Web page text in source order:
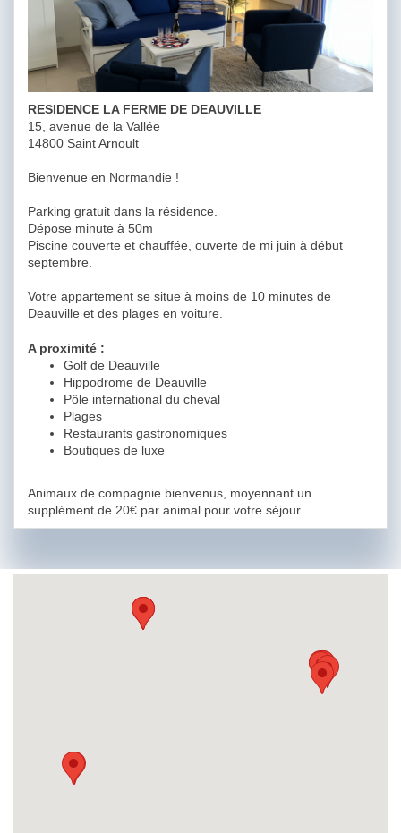
RESIDENCE LA FERME DE DEAUVILLE
15, avenue de la Vallée
14800 Saint Arnoult
Bienvenue en Normandie !
Parking gratuit dans la résidence.
Dépose minute à 50m
Piscine couverte et chauffée, ouverte de mi juin à début
septembre.
Votre appartement se situe à moins de 10 minutes de
Deauville et des plages en voiture.
A proximité :
Golf de Deauville
Hippodrome de Deauville
Pôle international du cheval
Plages
Restaurants gastronomiques
Boutiques de luxe
Animaux de compagnie bienvenus, moyennant un
supplément de 20€ par animal pour votre séjour.